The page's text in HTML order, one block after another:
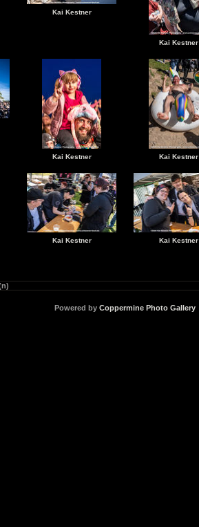
Kai Kestner
Kai Kestner
Kai Kestner Kai Kestner
Kai Kestner Kai Kestner
Powered by Coppermine Photo Gallery